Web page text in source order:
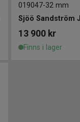
019047-32 mm
Sjöö Sandström
13 900 kr
Finns i lager